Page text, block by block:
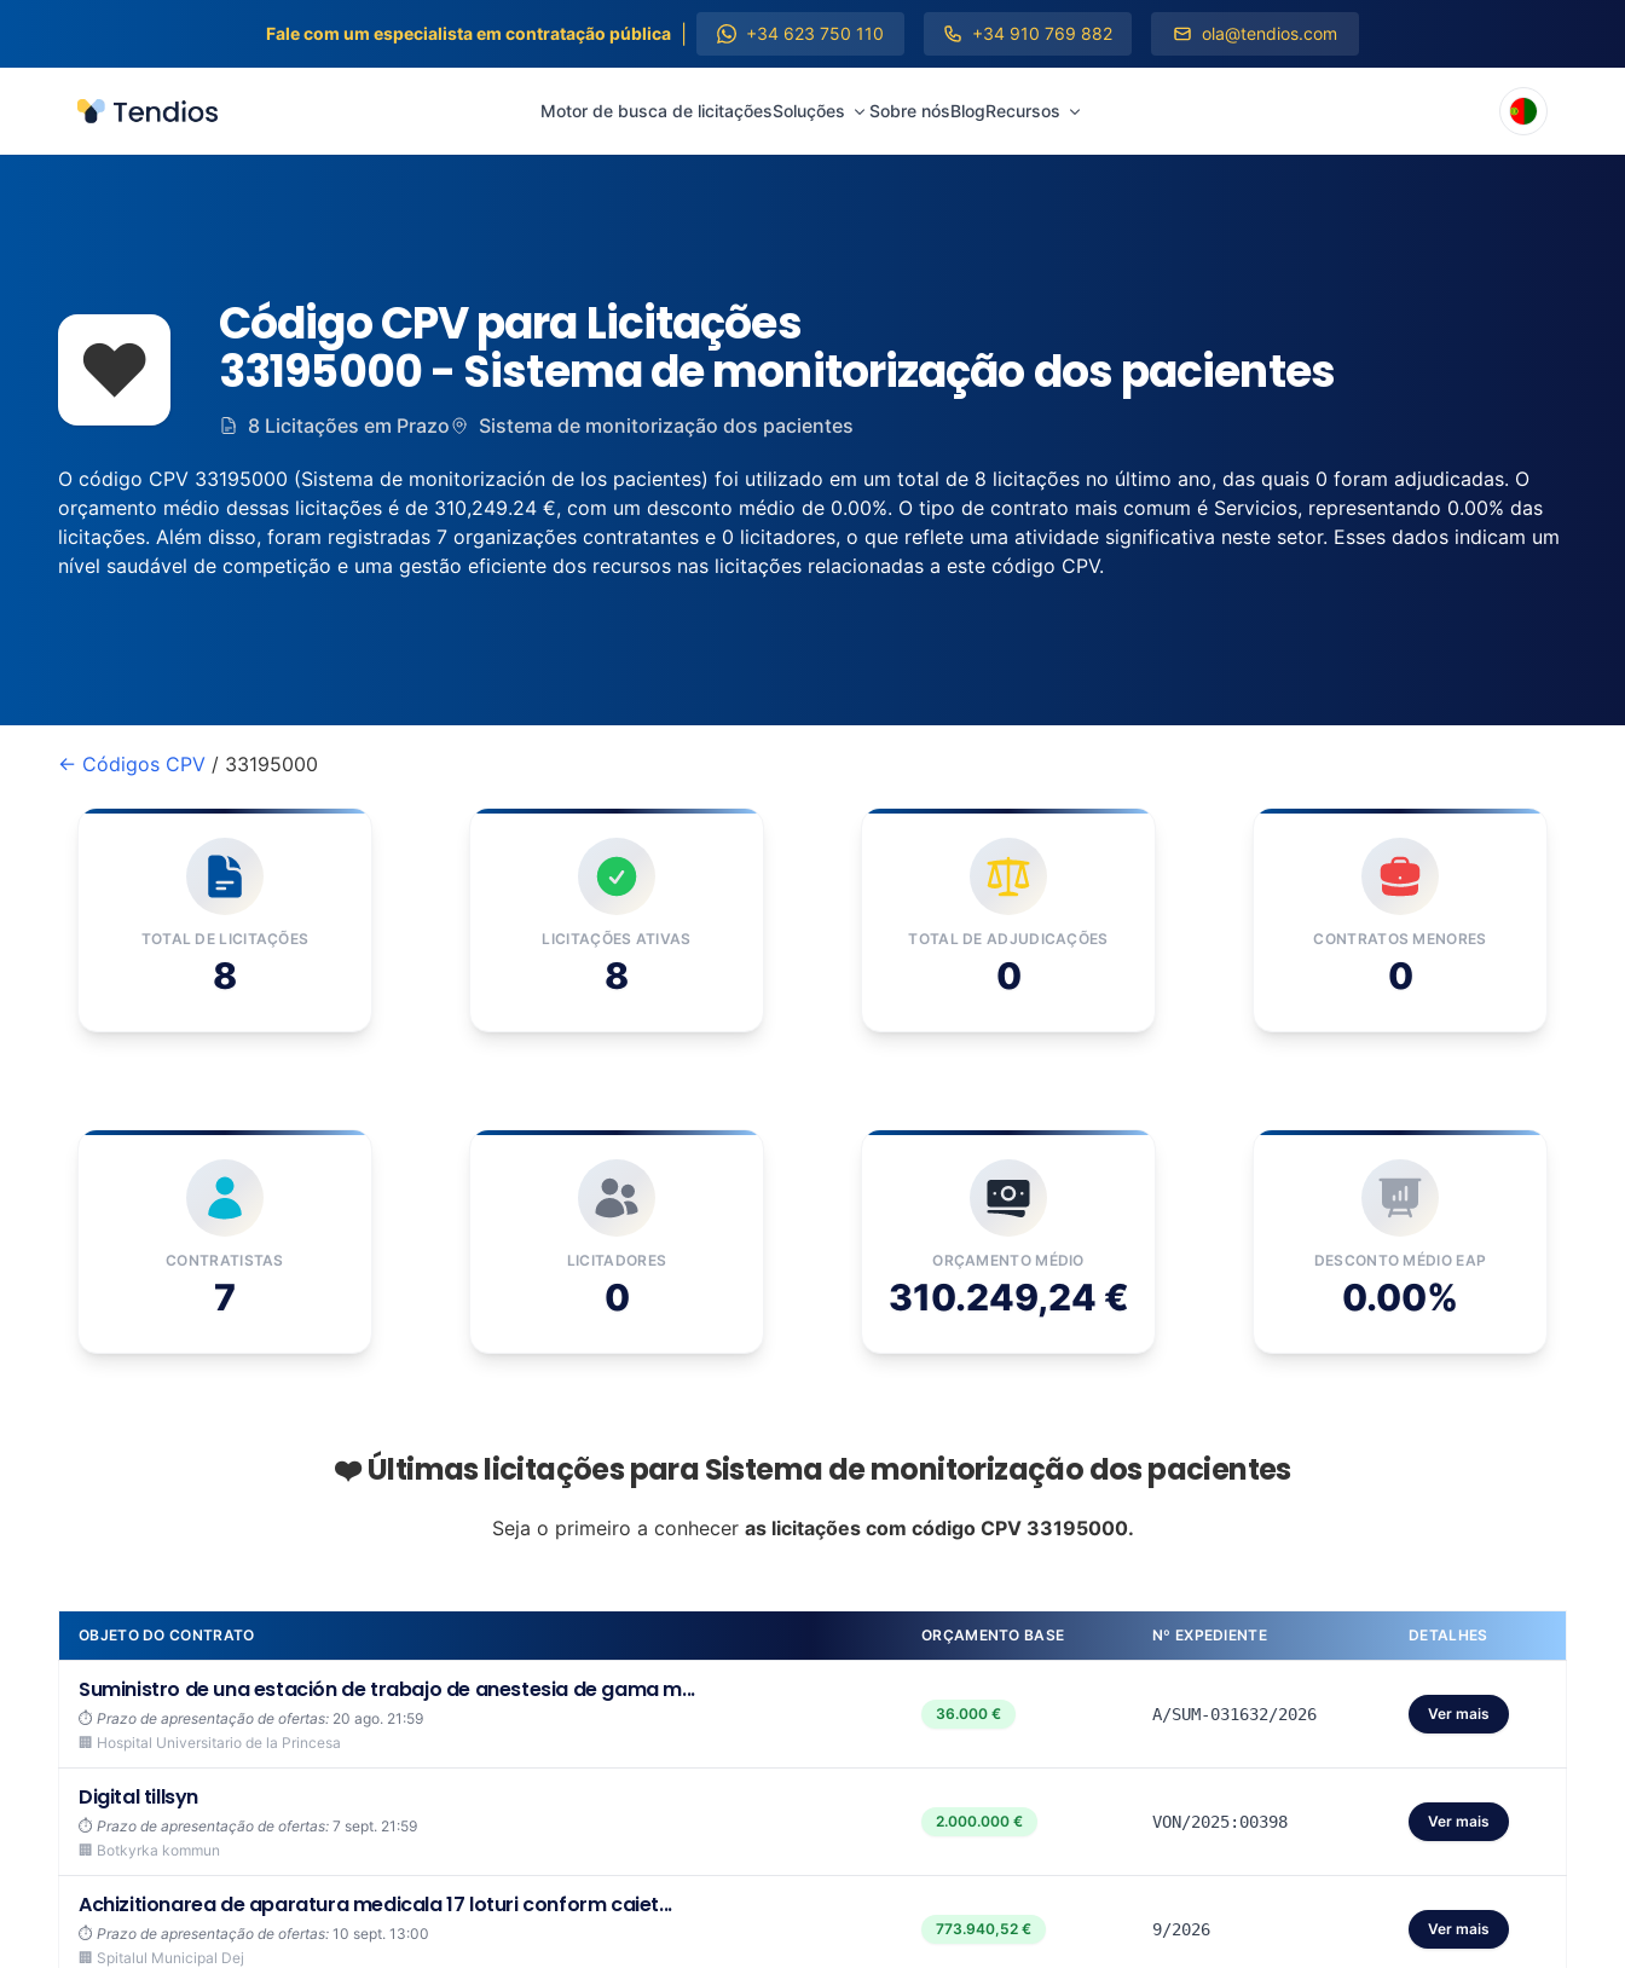
Fale com um especialista em contratação pública +34 623 750 110 +34 910 769 882 ola@tendios.com
Tendios Motor de busca de licitaçõesSoluções Sobre nósBlogRecursos
❤️
Código CPV para Licitações
33195000 - Sistema de monitorização dos pacientes
8 Licitações em Prazo Sistema de monitorização dos pacientes
O código CPV 33195000 (Sistema de monitorización de los pacientes) foi utilizado em um total de 8 licitações no último ano, das quais 0 foram adjudicadas. O
orçamento médio dessas licitações é de 310,249.24 €, com um desconto médio de 0.00%. O tipo de contrato mais comum é Servicios, representando 0.00% das
licitações. Além disso, foram registradas 7 organizações contratantes e 0 licitadores, o que reflete uma atividade significativa neste setor. Esses dados indicam um
nível saudável de competição e uma gestão eficiente dos recursos nas licitações relacionadas a este código CPV.
← Códigos CPV / 33195000
TOTAL DE LICITAÇÕES
8
LICITAÇÕES ATIVAS
8
TOTAL DE ADJUDICAÇÕES
0
CONTRATOS MENORES
0
CONTRATISTAS
7
LICITADORES
0
ORÇAMENTO MÉDIO
310.249,24 €
DESCONTO MÉDIO EAP
0.00%
❤️ Últimas licitações para Sistema de monitorização dos pacientes
Seja o primeiro a conhecer as licitações com código CPV 33195000.
OBJETO DO CONTRATO ORÇAMENTO BASE Nº EXPEDIENTE DETALHES
Suministro de una estación de trabajo de anestesia de gama m...
⏱️ Prazo de apresentação de ofertas: 20 ago. 21:59
🏢 Hospital Universitario de la Princesa
36.000 € A/SUM-031632/2026 Ver mais
Digital tillsyn
⏱️ Prazo de apresentação de ofertas: 7 sept. 21:59
🏢 Botkyrka kommun
2.000.000 € VON/2025:00398 Ver mais
Achizitionarea de aparatura medicala 17 loturi conform caiet...
⏱️ Prazo de apresentação de ofertas: 10 sept. 13:00
🏢 Spitalul Municipal Dej
773.940,52 € 9/2026 Ver mais